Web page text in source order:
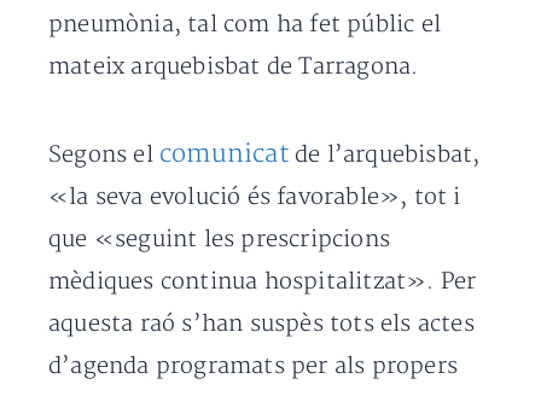
pneumònia, tal com ha fet públic el
mateix arquebisbat de Tarragona.
Segons el comunicat de l’arquebisbat,
«la seva evolució és favorable», tot i
que «seguint les prescripcions
mèdiques continua hospitalitzat». Per
aquesta raó s’han suspès tots els actes
d’agenda programats per als propers